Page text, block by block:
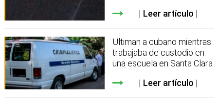
Leer artículo
Ultiman a cubano mientras
trabajaba de custodio en
una escuela en Santa Clara
Leer artículo